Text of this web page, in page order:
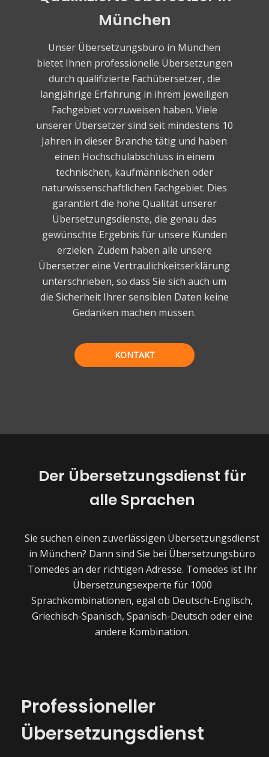
München
Unser Übersetzungsbüro in München
bietet Ihnen professionelle Übersetzungen
durch qualifizierte Fachübersetzer, die
langjährige Erfahrung in ihrem jeweiligen
Fachgebiet vorzuweisen haben. Viele
unserer Übersetzer sind seit mindestens 10
Jahren in dieser Branche tätig und haben
einen Hochschulabschluss in einem
technischen, kaufmännischen oder
naturwissenschaftlichen Fachgebiet. Dies
garantiert die hohe Qualität unserer
Übersetzungsdienste, die genau das
gewünschte Ergebnis für unsere Kunden
erzielen. Zudem haben alle unsere
Übersetzer eine Vertraulichkeitserklärung
unterschrieben, so dass Sie sich auch um
die Sicherheit Ihrer sensiblen Daten keine
Gedanken machen müssen.
KONTAKT
Der Übersetzungsdienst für
alle Sprachen
Sie suchen einen zuverlässigen Übersetzungsdienst
in München? Dann sind Sie bei Übersetzungsbüro
Tomedes an der richtigen Adresse. Tomedes ist Ihr
Übersetzungsexperte für 1000
Sprachkombinationen, egal ob Deutsch-Englisch,
Griechisch-Spanisch, Spanisch-Deutsch oder eine
andere Kombination.
Professioneller
Übersetzungsdienst